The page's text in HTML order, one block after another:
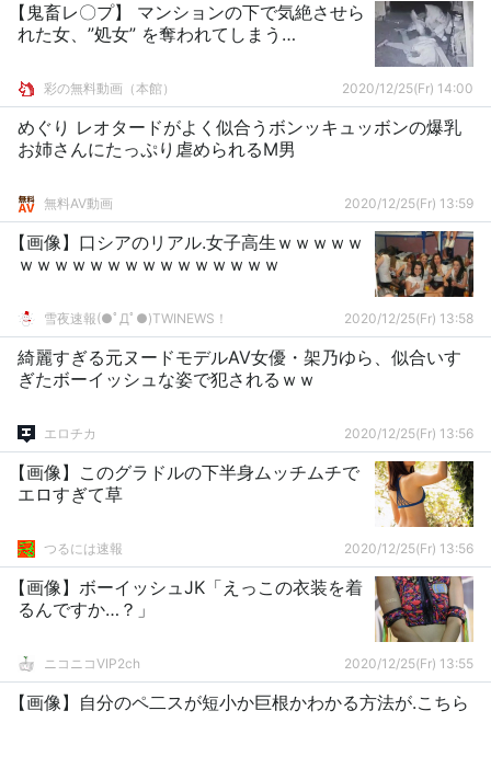
【鬼畜レ〇プ】 マンションの下で気絶させら
れた女、”処女” を奪われてしまう…
彩の無料動画（本館） 2020/12/25(Fr) 14:00
めぐり レオタードがよく似合うボンッキュッボンの爆乳
お姉さんにたっぷり虐められるM男
無料AV動画 2020/12/25(Fr) 13:59
【画像】口シアのリアル.女子高生ｗｗｗｗｗ
ｗｗｗｗｗｗｗｗｗｗｗｗｗｗｗ
雪夜速報(●ﾟДﾟ●)TWINEWS！ 2020/12/25(Fr) 13:58
綺麗すぎる元ヌードモデルAV女優・架乃ゆら、似合いす
ぎたボーイッシュな姿で犯されるｗｗ
エロチカ 2020/12/25(Fr) 13:56
【画像】このグラドルの下半身ムッチムチで
エロすぎて草
つるには速報 2020/12/25(Fr) 13:56
【画像】ボーイッシュJK「えっこの衣装を着
るんですか…？」
ニコニコVIP2ch 2020/12/25(Fr) 13:55
【画像】自分のペ二スが短小か巨根かわかる方法が.こちら